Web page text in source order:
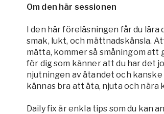
Om den här sessionen
I den här föreläsningen får du
smak, lukt, och mättnadskänsla.
mätta, kommer så småningom
för dig som känner att du har det
njutningen av ätandet och
kännas bra att äta, njuta och nära
Daily fix är enkla tips som du kan